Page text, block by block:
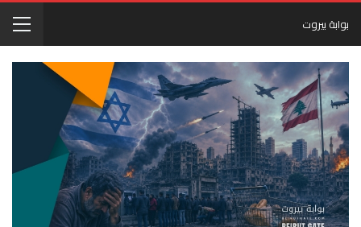
بوابة بيروت